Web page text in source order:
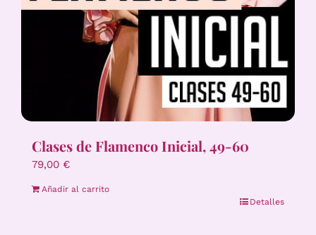
Clases de Flamenco Inicial, 49-60
79,00 €
Añadir al carrito
Detalles